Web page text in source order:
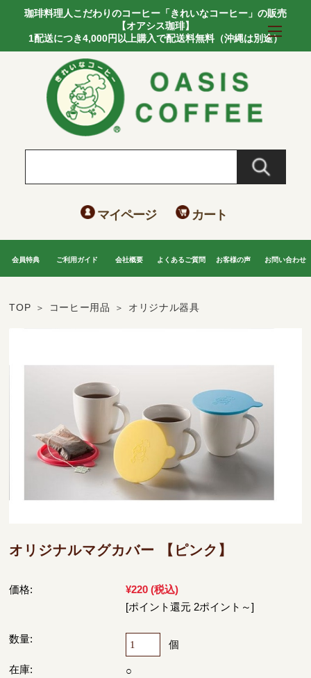
珈琲料理人こだわりのコーヒー「きれいなコーヒー」の販売
【オアシス珈琲】
1配送につき4,000円以上購入で配送料無料（沖縄は別途）
マイページ カート
会員特典 ご利用ガイド 会社概要 よくあるご質問 お客様の声 お問い合わせ
TOP コーヒー用品 オリジナル器具
オリジナルマグカバー 【ピンク】
価格: ¥220 (税込)
[ポイント還元 2ポイント～]
数量: 個
在庫: ○